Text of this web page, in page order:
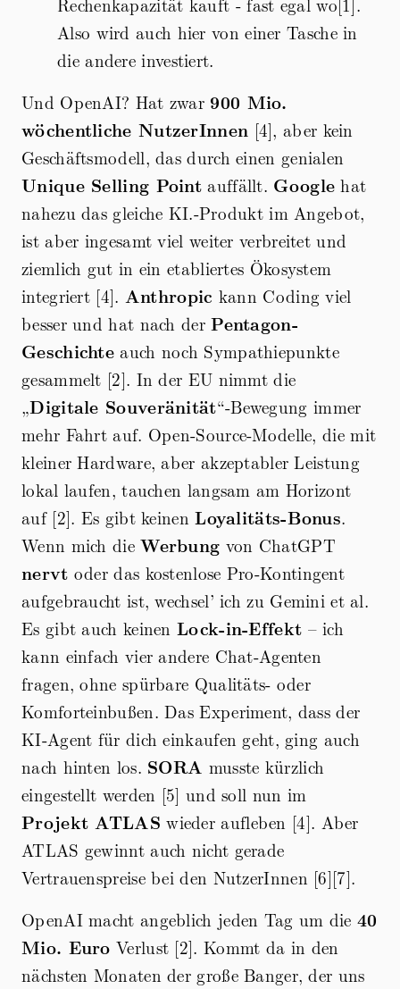
Also wird auch hier von einer Tasche in
die andere investiert.
Und OpenAI? Hat zwar 900 Mio.
wöchentliche NutzerInnen [4], aber kein
Geschäftsmodell, das durch einen genialen
Unique Selling Point auffällt. Google hat
nahezu das gleiche KI.-Produkt im Angebot,
ist aber ingesamt viel weiter verbreitet und
ziemlich gut in ein etabliertes Ökosystem
integriert [4]. Anthropic kann Coding viel
besser und hat nach derPentagon-
Geschichte auch noch Sympathiepunkte
gesammelt [2]. In der EU nimmt die
„Digitale Souveränität“-Bewegung immer
mehr Fahrt auf. Open-Source-Modelle, die mit
kleiner Hardware, aber akzeptabler Leistung
lokal laufen, tauchen langsam am Horizont
auf [2]. Es gibt keinenLoyalitäts-Bonus.
Wenn mich dieWerbung von ChatGPT
nervt oder das kostenlose Pro-Kontingent
aufgebraucht ist, wechsel’ ich zu Gemini et al.
Es gibt auch keinenLock-in-Effekt – ich
kann einfach vier andere Chat-Agenten
fragen, ohne spürbare Qualitäts- oder
Komforteinbußen. Das Experiment, dass der
KI-Agent für dich einkaufen geht, ging auch
nach hinten los. SORA musste kürzlich
eingestellt werden [5] und soll nun im
Projekt ATLAS wieder aufleben [4]. Aber
ATLAS gewinnt auch nicht gerade
Vertrauenspreise bei den NutzerInnen [6][7].
OpenAI macht angeblich jeden Tag um die 40
Mio. Euro Verlust [2]. Kommt da in den
nächsten Monaten der große Banger, der uns